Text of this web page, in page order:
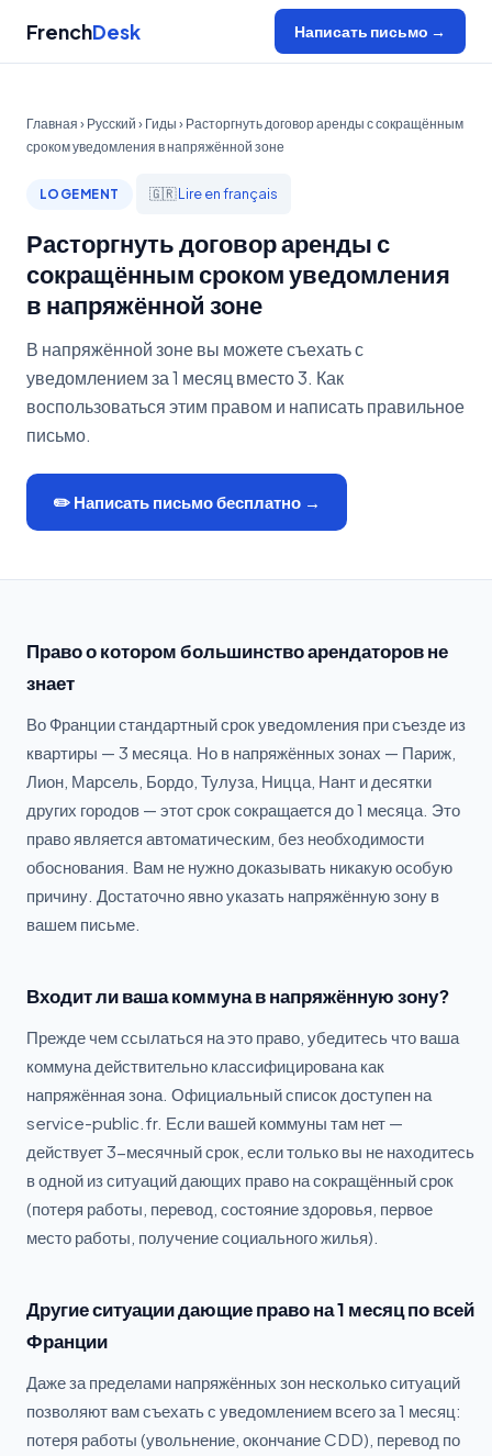
FrenchDesk Написать письмо →
Главная›Русский›Гиды› Расторгнуть договор аренды с сокращённым
сроком уведомления в напряжённой зоне
LOGEMENT 🇬🇷Lire en français
Расторгнуть договор аренды с
сокращённым сроком уведомления
в напряжённой зоне
В напряжённой зоне вы можете съехать с
уведомлением за 1 месяц вместо 3. Как
воспользоваться этим правом и написать правильное
письмо.
✏️ Написать письмо бесплатно →
Право о котором большинство арендаторов не
знает
Во Франции стандартный срок уведомления при съезде из
квартиры — 3 месяца. Но в напряжённых зонах — Париж,
Лион, Марсель, Бордо, Тулуза, Ницца, Нант и десятки
других городов — этот срок сокращается до 1 месяца. Это
право является автоматическим, без необходимости
обоснования. Вам не нужно доказывать никакую особую
причину. Достаточно явно указать напряжённую зону в
вашем письме.
Входит ли ваша коммуна в напряжённую зону?
Прежде чем ссылаться на это право, убедитесь что ваша
коммуна действительно классифицирована как
напряжённая зона. Официальный список доступен на
service-public.fr. Если вашей коммуны там нет —
действует 3-месячный срок, если только вы не находитесь
в одной из ситуаций дающих право на сокращённый срок
(потеря работы, перевод, состояние здоровья, первое
место работы, получение социального жилья).
Другие ситуации дающие право на 1 месяц по всей
Франции
Даже за пределами напряжённых зон несколько ситуаций
позволяют вам съехать с уведомлением всего за 1 месяц:
потеря работы (увольнение, окончание CDD), перевод по